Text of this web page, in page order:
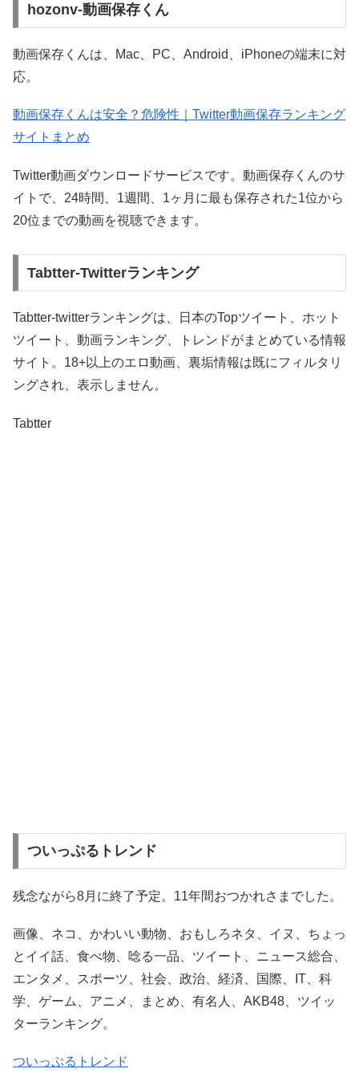
hozonv-動画保存くん
動画保存くんは、Mac、PC、Android、iPhoneの端末に対
応。
動画保存くんは安全？危険性｜Twitter動画保存ランキング
サイトまとめ
Twitter動画ダウンロードサービスです。動画保存くんのサ
イトで、24時間、1週間、1ヶ月に最も保存された1位から
20位までの動画を視聴できます。
Tabtter-Twitterランキング
Tabtter-twitterランキングは、日本のTopツイート、ホット
ツイート、動画ランキング、トレンドがまとめている情報
サイト。18+以上のエロ動画、裏垢情報は既にフィルタリ
ングされ、表示しません。
Tabtter
ついっぷるトレンド
残念ながら8月に終了予定。11年間おつかれさまでした。
画像、ネコ、かわいい動物、おもしろネタ、イヌ、ちょっ
とイイ話、食べ物、唸る一品、ツイート、ニュース総合、
エンタメ、スポーツ、社会、政治、経済、国際、IT、科
学、ゲーム、アニメ、まとめ、有名人、AKB48、ツイッ
ターランキング。
ついっぷるトレンド